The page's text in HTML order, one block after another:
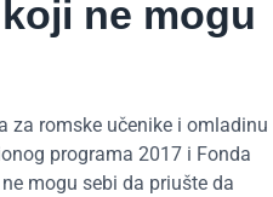
ne mogu
za romske učenike i omladinu
programa 2017 i Fonda
mogu sebi da priušte da